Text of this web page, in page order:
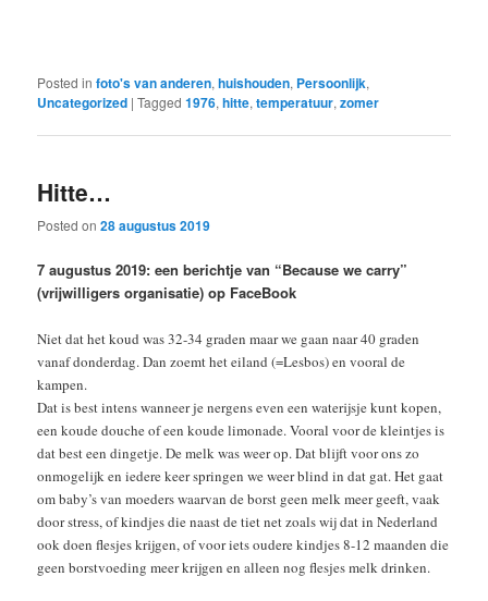
Posted in foto's van anderen,huishouden, Persoonlijk,
Uncategorized |Tagged 1976,hitte,temperatuur,zomer
Hitte…
Posted on28 augustus 2019
7 augustus 2019: een berichtje van “Because we carry”
(vrijwilligers organisatie) op FaceBook
Niet dat het koud was 32-34 graden maar we gaan naar 40 graden
vanaf donderdag. Dan zoemt het eiland (=Lesbos) en vooral de
kampen.
Dat is best intens wanneer je nergens even een waterijsje kunt kopen,
een koude douche of een koude limonade. Vooral voor de kleintjes is
dat best een dingetje. De melk was weer op. Dat blijft voor ons zo
onmogelijk en iedere keer springen we weer blind in dat gat. Het gaat
om baby’s van moeders waarvan de borst geen melk meer geeft, vaak
door stress, of kindjes die naast de tiet net zoals wij dat in Nederland
ook doen flesjes krijgen, of voor iets oudere kindjes 8-12 maanden die
geen borstvoeding meer krijgen en alleen nog flesjes melk drinken.